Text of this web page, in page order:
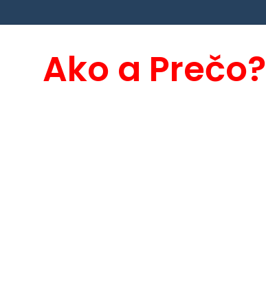
Ako a Prečo?